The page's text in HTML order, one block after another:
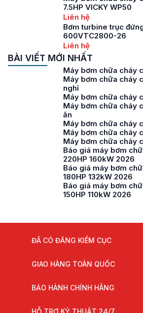
7.5HP VICKY WP50
Liên hệ
Bơm turbine trục
600VTC2800-26
Liên hệ
BÀI VIẾT MỚI NHẤT
Máy bơm chữa cháy
Máy bơm chữa cháy
nghỉ
Máy bơm chữa cháy
Máy bơm chữa cháy
ăn
Máy bơm chữa cháy
Máy bơm chữa cháy
Máy bơm chữa cháy
Báo giá máy bơm
220HP 160kW 2026
Báo giá máy bơm
180HP 132kW 2026
Báo giá máy bơm
150HP 110kW 2026
ĐÃ CÓ ĐĂNG KIỂM CỤC
GIAO HÀNG TOÀN QUỐC
BẢO HÀNH CHÍNH HÃNG
HỖ TRỢ KỸ THUẬT 24/7